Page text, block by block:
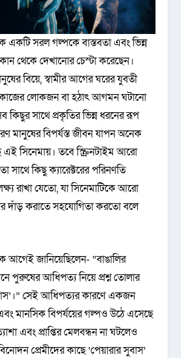
সরল গল্পকে বাস্তবতা এবং ভিন্ন
থেকে দেখানোর চেস্টা করেছেন।
বিয়ে, স্বামীর আগের ঘরের যুবতী
কাজের লোকজন বা হঠাৎ আগমন ঘটানো
সাথে প্রকৃতির ভিন্ন ধরনের রূপ
মানুষের বিপর্যস্ত জীবন যাপন অনেক
সিনেমায়। তবে স্ক্রিনটাইম আরো
সাথে কিছু ক্যারেক্টরের পরিনণতি
রাখা যেতো, যা সিনেমাটিকে আরো
দাঁড় করাতে সহযোগিতা করতো বলে
জানিয়েছিলেন- “বাঙালির
পুরুষের আধিপত্য নিয়ে প্রশ্ন তোলার
সেই আধিপত্যর কারণে একজন
মানসিক বিপর্যয়ের গল্পও উঠে এসেছে
এবং প্রাপ্তির মেলবন্ধন না ঘটলেও
প্রেমীদের কাছে ‘পেয়ারার সুবাস’